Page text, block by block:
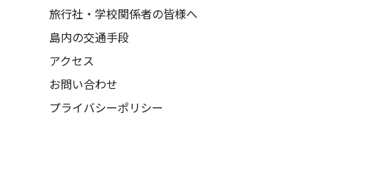
旅行社・学校関係者の皆様へ
島内の交通手段
アクセス
お問い合わせ
プライバシーポリシー